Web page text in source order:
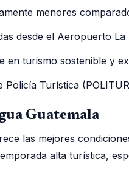
menores
desde el Aeropuerto
en turismo sostenible y
Policía Turística
Guatemala
las mejores
alta turística,